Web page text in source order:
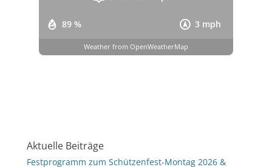
89 % 3 mph
Weather from OpenWeatherMap
Aktuelle Beiträge
Festprogramm zum Schützenfest-Montag 2026 &